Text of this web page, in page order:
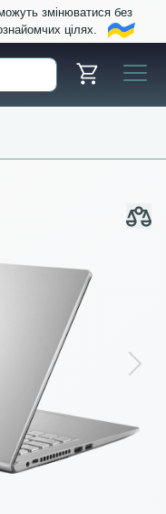
змінюватися без
цілях.
Next